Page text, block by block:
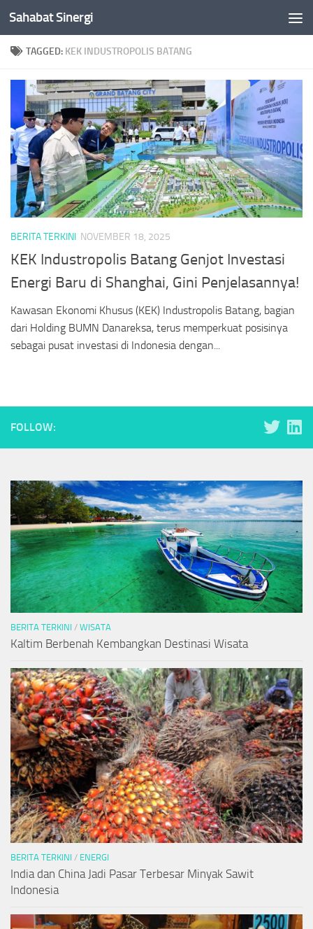
Skip to content
Sahabat Sinergi
TAGGED: KEK INDUSTROPOLIS BATANG
BERITA TERKINI NOVEMBER 18, 2025
KEK Industropolis Batang Genjot Investasi
Energi Baru di Shanghai, Gini Penjelasannya!
Kawasan Ekonomi Khusus (KEK) Industropolis Batang, bagian
dari Holding BUMN Danareksa, terus memperkuat posisinya
sebagai pusat investasi di Indonesia dengan...
FOLLOW:
BERITA TERKINI / WISATA
Kaltim Berbenah Kembangkan Destinasi Wisata
BERITA TERKINI / ENERGI
India dan China Jadi Pasar Terbesar Minyak Sawit
Indonesia